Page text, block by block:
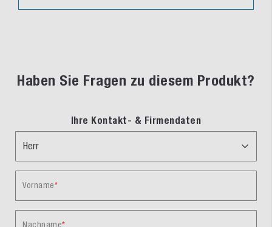
Haben Sie Fragen zu diesem Produkt?
Ihre Kontakt- & Firmendaten
Vorname
Nachname